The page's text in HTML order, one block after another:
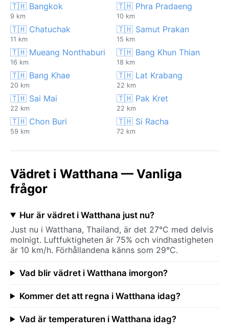
🇹🇭 Bangkok
9 km
🇹🇭 Phra Pradaeng
10 km
🇹🇭 Chatuchak
11 km
🇹🇭 Samut Prakan
15 km
🇹🇭 Mueang Nonthaburi
16 km
🇹🇭 Bang Khun Thian
18 km
🇹🇭 Bang Khae
20 km
🇹🇭 Lat Krabang
22 km
🇹🇭 Sai Mai
22 km
🇹🇭 Pak Kret
22 km
🇹🇭 Chon Buri
59 km
🇹🇭 Si Racha
72 km
Vädret i Watthana — Vanliga
frågor
Hur är vädret i Watthana just nu?
Just nu i Watthana, Thailand, är det 27°C med delvis
molnigt. Luftfuktigheten är 75% och vindhastigheten
är 10 km/h. Förhållandena känns som 29°C.
Vad blir vädret i Watthana imorgon?
Kommer det att regna i Watthana idag?
Vad är temperaturen i Watthana idag?